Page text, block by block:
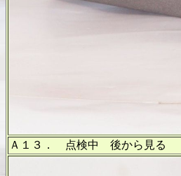
Ａ１３． 点検中 後から見る